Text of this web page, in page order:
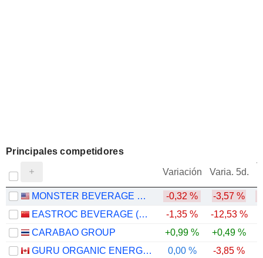
Principales competidores
Variación Varia. 5d.
MONSTER BEVERAGE CORPORATION -0,32 % -3,57 %
EASTROC BEVERAGE (GROUP) CO., LTD.
-1,35 % -12,53 %
CARABAO GROUP
+0,99 % +0,49 %
GURU ORGANIC ENERGY CORP.
0,00 % -3,85 %